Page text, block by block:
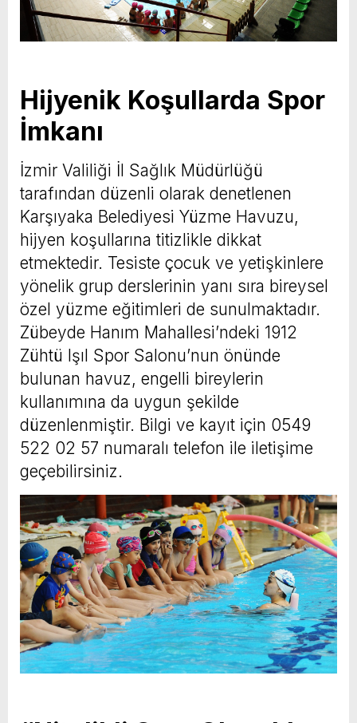
Hijyenik Koşullarda Spor
İmkanı
İzmir Valiliği İl Sağlık Müdürlüğü
tarafından düzenli olarak denetlenen
Karşıyaka Belediyesi Yüzme Havuzu,
hijyen koşullarına titizlikle dikkat
etmektedir. Tesiste çocuk ve yetişkinlere
yönelik grup derslerinin yanı sıra bireysel
özel yüzme eğitimleri de sunulmaktadır.
Zübeyde Hanım Mahallesi’ndeki 1912
Zühtü Işıl Spor Salonu’nun önünde
bulunan havuz, engelli bireylerin
kullanımına da uygun şekilde
düzenlenmiştir. Bilgi ve kayıt için 0549
522 02 57 numaralı telefon ile iletişime
geçebilirsiniz.